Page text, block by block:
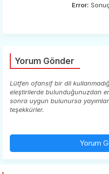
Error:
Yorum Gönder
Lütfen ofansif bir dil
eleştirilerde bulunduğunuzdan
sonra uygun bulunursa
teşekkürler.
Yorum